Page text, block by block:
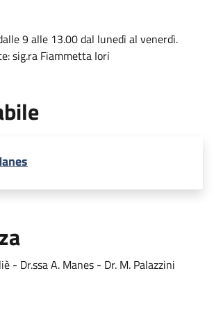
9 alle 13.00 dal lunedì al venerdì.
sig.ra Fiammetta Iori
- Dr.ssa A. Manes - Dr. M. Palazzini